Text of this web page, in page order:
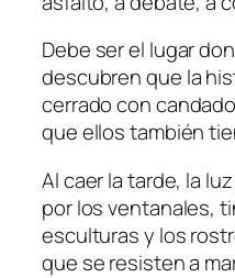
Debe ser el lugar
descubren que la
cerrado con
que ellos también
Al caer la tarde, la
por los ventanales,
esculturas y los
que se resisten a